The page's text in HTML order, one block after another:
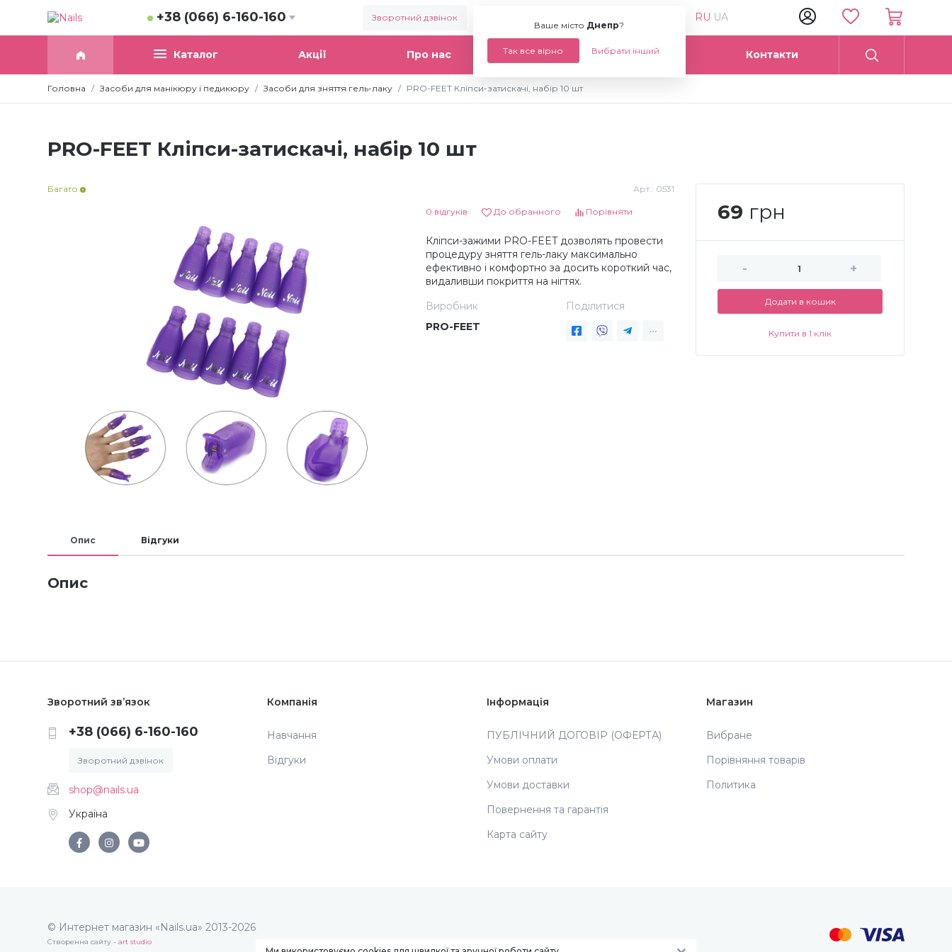
+38 (066) 6-160-160 Зворотний дзвінок
Ваше місто Днепр?
Так все вірно Вибрати інший
RU UA
Каталог Акції Про нас Статті Опт Контакти
Головна Засоби для манікюру і педикюру Засоби для зняття гель-лаку PRO-FEET Кліпси-затискачі, набір 10 шт
PRO-FEET Кліпси-затискачі, набір 10 шт
Багато Арт.: 0531
0 відгуків До обранного Порівняти
Кліпси-зажими PRO-FEET дозволять провести
процедуру зняття гель-лаку максимально
ефективно і комфортно за досить короткий час,
видаливши покриття на нігтях.
Виробник
PRO-FEET
Поділитися
69 грн
- +
Додати в кошик
Купити в 1 клік
Опис Відгуки
Опис
Зворотний зв’язок
+38 (066) 6-160-160
Зворотний дзвінок
shop@nails.ua
Україна
Компанія
Навчання
Відгуки
Інформація
ПУБЛІЧНИЙ ДОГОВІР (ОФЕРТА)
Умови оплати
Умови доставки
Повернення та гарантія
Карта сайту
Магазин
Вибране
Порівняння товарів
Политика
© Интернет магазин «Nails.ua» 2013-2026
Створення сайту - art studio